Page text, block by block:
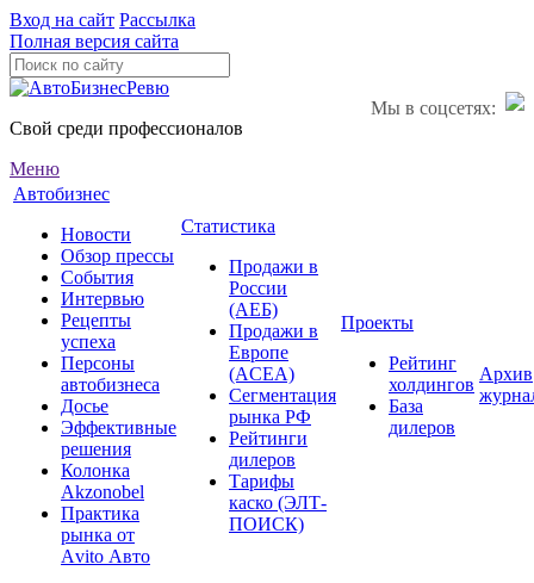
Вход на сайт Рассылка
Полная версия сайта
Мы в соцсетях:
Свой среди профессионалов
Меню
Автобизнес
Новости
Обзор прессы
События
Интервью
Рецепты
успеха
Персоны
автобизнеса
Досье
Эффективные
решения
Колонка
Akzonobel
Практика
рынка от
Аvito Авто
Статистика
Продажи в
России
(АЕБ)
Продажи в
Европе
(ACEA)
Сегментация
рынка РФ
Рейтинги
дилеров
Тарифы
каско (ЭЛТ-
ПОИСК)
Проекты
Рейтинг
холдингов
База
дилеров
Архив